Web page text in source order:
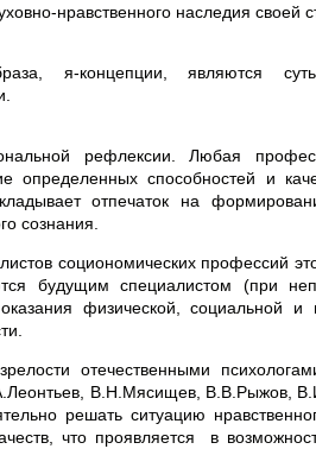
нравственного наследия своей
я-концепции, являются
рефлексии. Любая
определенных способностей и
отпечаток на
сознания.
социономических профессий
будущим специалистом (при
физической, социальной и
отечественными
В.Н.Мясищев, В.В.Рыжов,
решать ситуацию
что проявляется в